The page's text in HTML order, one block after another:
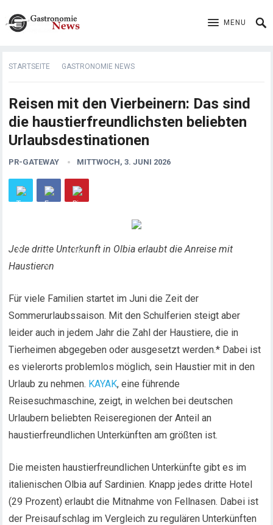
MENU
STARTSEITE GASTRONOMIE NEWS
Reisen mit den Vierbeinern: Das sind
die haustierfreundlichsten beliebten
Urlaubsdestinationen
PR-GATEWAY MITTWOCH, 3. JUNI 2026
Jede dritte Unterkunft in Olbia erlaubt die Anreise mit
Haustieren
Für viele Familien startet im Juni die Zeit der
Sommerurlaubssaison. Mit den Schulferien steigt aber
leider auch in jedem Jahr die Zahl der Haustiere, die in
Tierheimen abgegeben oder ausgesetzt werden.* Dabei ist
es vielerorts problemlos möglich, sein Haustier mit in den
Urlaub zu nehmen. KAYAK, eine führende
Reisesuchmaschine, zeigt, in welchen bei deutschen
Urlaubern beliebten Reiseregionen der Anteil an
haustierfreundlichen Unterkünften am größten ist.
Die meisten haustierfreundlichen Unterkünfte gibt es im
italienischen Olbia auf Sardinien. Knapp jedes dritte Hotel
(29 Prozent) erlaubt die Mitnahme von Fellnasen. Dabei ist
der Preisaufschlag im Vergleich zu regulären Unterkünften